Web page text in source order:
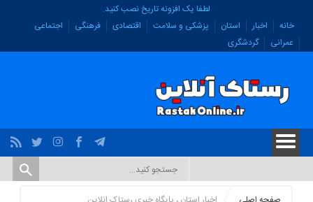
لطفا یک افزونه تاریخ نصب کنید.
خانه
اخبار استان پزشکی و سلامت اقتصادی فرهنگی
اجتماعی
عمرانی
گردشگری